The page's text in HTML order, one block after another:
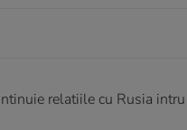
relatiile cu Rusia